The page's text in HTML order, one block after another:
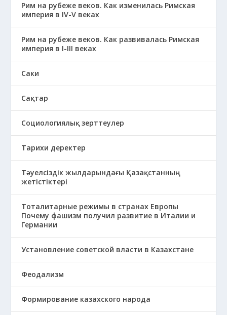
Рим на рубеже веков. Как изменилась Римская
империя в IV-V веках
Рим на рубеже веков. Как развивалась Римская
империя в І-ІІІ веках
Саки
Сақтар
Социологиялық зерттеулер
Тарихи деректер
Тәуелсіздік жылдарындағы Қазақстанның
жетістіктері
Тоталитарные режимы в странах Европы
Почему фашизм получил развитие в Италии и
Германии
Установление советской власти в Казахстане
Феодализм
Формирование казахского народа